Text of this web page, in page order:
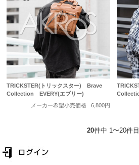
TRICKSTER(トリックスター) Brave
Collection EVERY(エブリー)
メーカー希望小売価格
6,800円
20件中 1〜20件目